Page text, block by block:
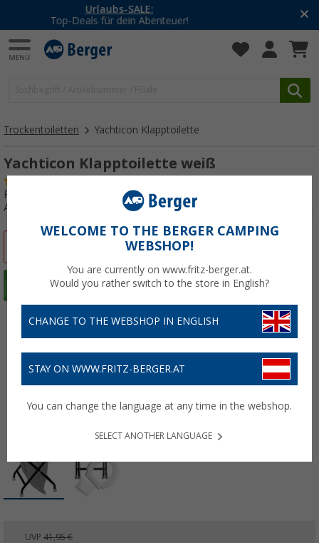
-20% auf Kleidung und Schuhe
Mit dem Aktionscode
Trockentoiletten Yachticon Klapptoilette
Yachticon Klapptoilette weiß
Produkttester:
Art.-Nr.: 263780
UVP 41,95 €
WELCOME TO THE BERGER CAMPING
WEBSHOP!
You are currently on www.fritz-berger.at.
Would you rather switch to the store in English?
CHANGE TO THE WEBSHOP IN ENGLISH
STAY ON WWW.FRITZ-BERGER.AT
You can change the language at any time in the webshop.
SELECT ANOTHER LANGUAGE